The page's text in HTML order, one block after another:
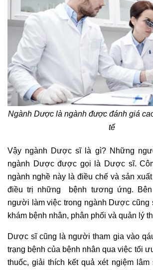
Ngành Dược là ngành được đánh giá
tế
Vậy ngành Dược sĩ là gì? Những
ngành Dược được gọi là Dược sĩ.
ngành nghề này là điều chế và sản
điều trị những bệnh tương ứng. Bên
người làm việc trong ngành Dược cũng
khám bệnh nhân, phân phối và quản lý
Dược sĩ cũng là người tham gia vào
trạng bệnh của bệnh nhân qua việc tối
thuốc, giải thích kết quả xét ngiệm